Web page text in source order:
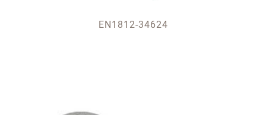
EN1812-34624